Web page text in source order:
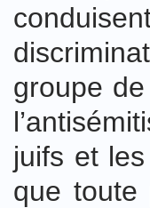
groupe
juifs et
que toute